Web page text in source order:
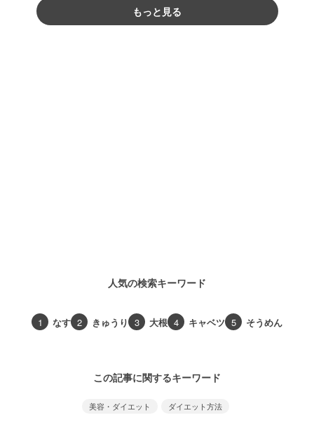
もっと見る
人気の検索キーワード
1 なす 2 きゅうり 3 大根 4 キャベツ 5 そうめん
この記事に関するキーワード
美容・ダイエット ダイエット方法